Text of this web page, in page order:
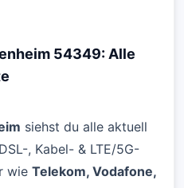
54349: Alle
siehst du alle aktuell
, Kabel- & LTE/5G-
wie Telekom, Vodafone,